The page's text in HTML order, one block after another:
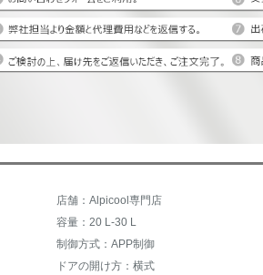
店舗：Alpicool専門店
容量：20 L-30 L
制御方式：APP制御
ドアの開け方：横式